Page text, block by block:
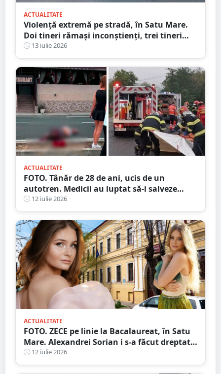
ACTUALITATE
Violență extremă pe stradă, în Satu Mare.
Doi tineri rămași inconștienți, trei tineri
reținuți, astăzi
13 iulie 2026
ACTUALITATE
FOTO. Tânăr de 28 de ani, ucis de un
autotren. Medicii au luptat să-i salveze
viața, dar fără succes, în județul vecin
12 iulie 2026
ACTUALITATE
FOTO. ZECE pe linie la Bacalaureat, în Satu
Mare. Alexandrei Sorian i s-a făcut dreptate
după contestații
12 iulie 2026